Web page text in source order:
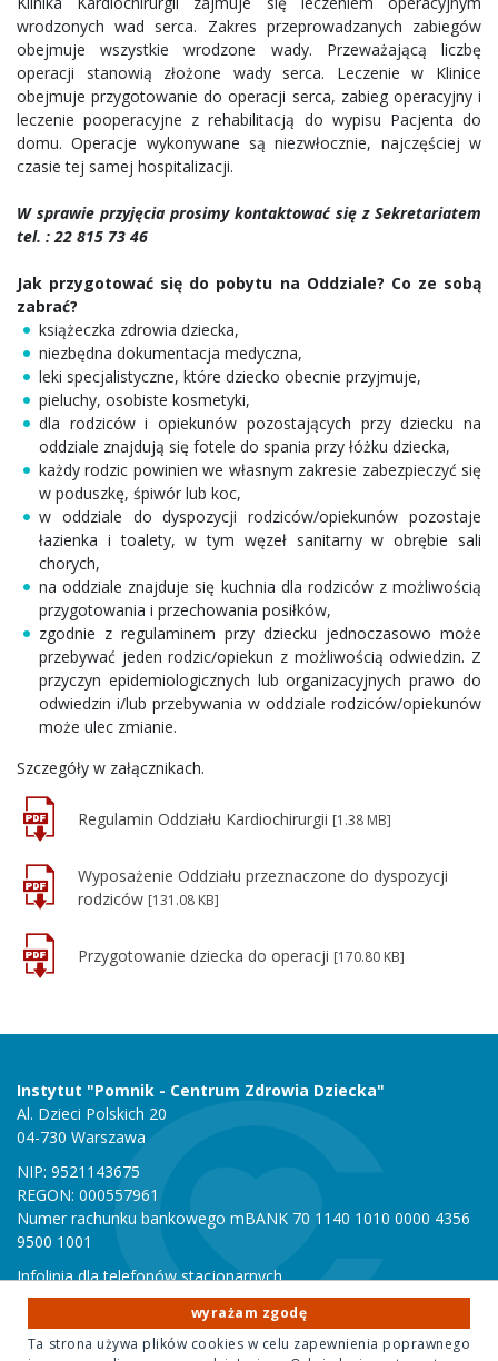
wrodzonych wad serca. Zakres przeprowadzanych zabiegów
obejmuje wszystkie wrodzone wady. Przeważającą liczbę
operacji stanowią złożone wady serca. Leczenie w Klinice
obejmuje przygotowanie do operacji serca, zabieg operacyjny i
leczenie pooperacyjne z rehabilitacją do wypisu Pacjenta do
domu. Operacje wykonywane są niezwłocznie, najczęściej w
czasie tej samej hospitalizacji.
W sprawie przyjęcia prosimy kontaktować się z Sekretariatem
tel. : 22 815 73 46
Jak przygotować się do pobytu na Oddziale? Co ze sobą
zabrać?
książeczka zdrowia dziecka,
niezbędna dokumentacja medyczna,
leki specjalistyczne, które dziecko obecnie przyjmuje,
pieluchy, osobiste kosmetyki,
dla rodziców i opiekunów pozostających przy dziecku na
oddziale znajdują się fotele do spania przy łóżku dziecka,
każdy rodzic powinien we własnym zakresie zabezpieczyć się
w poduszkę, śpiwór lub koc,
w oddziale do dyspozycji rodziców/opiekunów pozostaje
łazienka i toalety, w tym węzeł sanitarny w obrębie sali
chorych,
na oddziale znajduje się kuchnia dla rodziców z możliwością
przygotowania i przechowania posiłków,
zgodnie z regulaminem przy dziecku jednoczasowo może
przebywać jeden rodzic/opiekun z możliwością odwiedzin. Z
przyczyn epidemiologicznych lub organizacyjnych prawo do
odwiedzin i/lub przebywania w oddziale rodziców/opiekunów
może ulec zmianie.
Szczegóły w załącznikach.
Regulamin Oddziału Kardiochirurgii [1.38 MB]
Wyposażenie Oddziału przeznaczone do dyspozycji
rodziców [131.08 KB]
Przygotowanie dziecka do operacji [170.80 KB]
Instytut "Pomnik - Centrum Zdrowia Dziecka"
Al. Dzieci Polskich 20
04-730 Warszawa
NIP: 9521143675
REGON: 000557961
Numer rachunku bankowego mBANK 70 1140 1010 0000 4356
9500 1001
Infolinia dla telefonów stacjonarnych
801 051 000
Infolinia dla telefonów komórkowych
22 815 10 00
wyrażam zgodę
Ta strona używa plików cookies w celu zapewnienia poprawnego